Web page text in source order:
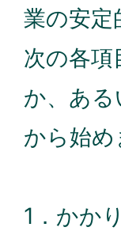
業の安定
次の各
か、あ
から始め
1．かか